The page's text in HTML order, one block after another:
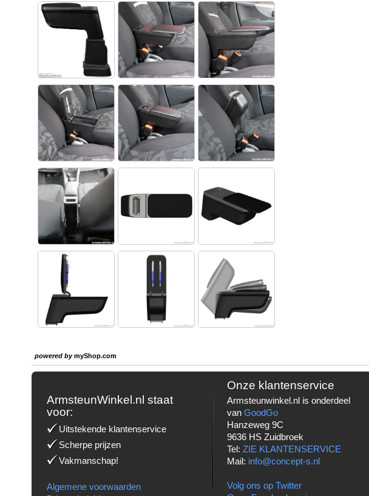
powered bymyShop.com
ArmsteunWinkel.nl staat
voor:
Uitstekende klantenservice
Scherpe prijzen
Vakmanschap!
Algemene voorwaarden
Onze klantenservice
Armsteunwinkel.nl is onderdeel
vanGoodGo
Hanzeweg 9C
9636 HS Zuidbroek
Tel:ZIE KLANTENSERVICE
Mail: info@concept-s.nl
Volg ons op Twitter